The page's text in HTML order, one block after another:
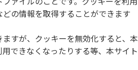
の情報を取得することができます
すが、クッキーを無効化すると、本
できなくなったりする等、本サイト